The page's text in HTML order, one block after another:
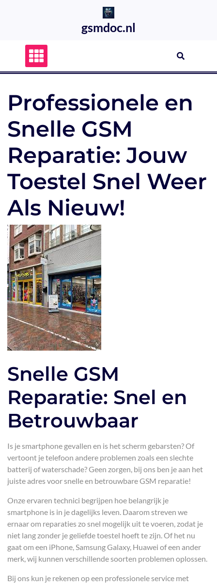
gsmdoc.nl
Professionele en
Snelle GSM
Reparatie: Jouw
Toestel Snel Weer
Als Nieuw!
Snelle GSM
Reparatie: Snel en
Betrouwbaar
Is je smartphone gevallen en is het scherm gebarsten? Of
vertoont je telefoon andere problemen zoals een slechte
batterij of waterschade? Geen zorgen, bij ons ben je aan het
juiste adres voor snelle en betrouwbare GSM reparatie!
Onze ervaren technici begrijpen hoe belangrijk je
smartphone is in je dagelijks leven. Daarom streven we
ernaar om reparaties zo snel mogelijk uit te voeren, zodat je
niet lang zonder je geliefde toestel hoeft te zijn. Of het nu
gaat om een iPhone, Samsung Galaxy, Huawei of een ander
merk, wij kunnen verschillende soorten problemen oplossen.
Bij ons kun je rekenen op een professionele service met